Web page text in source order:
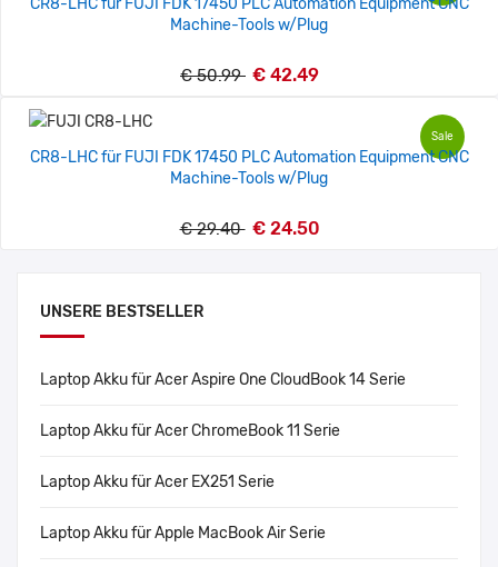
UNSERE BESTSELLER
Laptop Akku für Acer Aspire One CloudBook 14 Serie
Laptop Akku für Acer ChromeBook 11 Serie
Laptop Akku für Acer EX251 Serie
Laptop Akku für Apple MacBook Air Serie
CR8-LHC für FUJI FDK 17450 PLC Automation Equipment CNC
Machine-Tools w/Plug
€ 50.99 € 42.49
Sale
CR8-LHC für FUJI FDK 17450 PLC Automation Equipment CNC
Machine-Tools w/Plug
€ 29.40 € 24.50